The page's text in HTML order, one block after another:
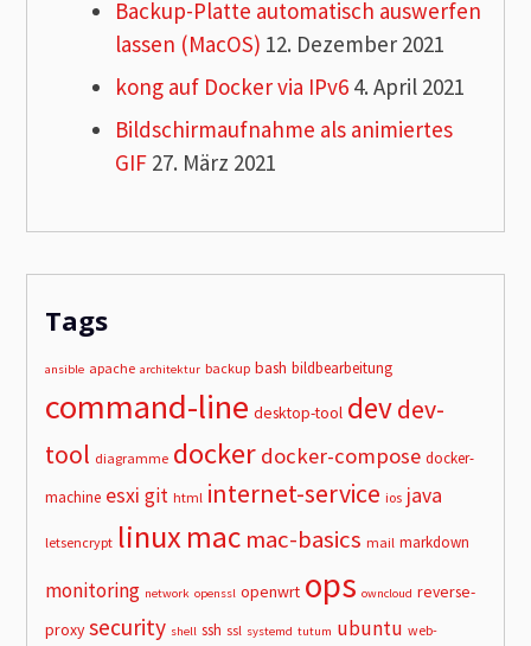
Backup-Platte automatisch auswerfen
lassen (MacOS) 12. Dezember 2021
kong auf Docker via IPv6 4. April 2021
Bildschirmaufnahme als animiertes
GIF 27. März 2021
Tags
ansible apache architektur backup bash bildbearbeitung
command-line desktop-tool devdev-
tool diagramme docker docker-compose docker-
machine esxi git html internet-service ios java
letsencrypt linuxmac mac-basics mail markdown
monitoring network openssl openwrt ops owncloud reverse-
proxy security shell ssh ssl systemd tutum ubuntu web-